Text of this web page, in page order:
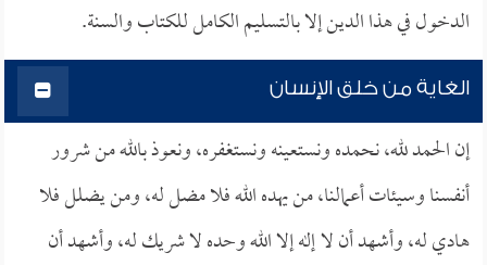
الدخول في هذا الدين إلا بالتسليم الكامل للكتاب والسنة.
الغاية من خلق الإنسان
إن الحمد لله، نحمده ونستعينه ونستغفره، ونعوذ بالله من شرور
أنفسنا وسيئات أعمالنا، من يهده الله فلا مضل له، ومن يضلل فلا
هادي له، وأشهد أن لا إله إلا الله وحده لا شريك له، وأشهد أن